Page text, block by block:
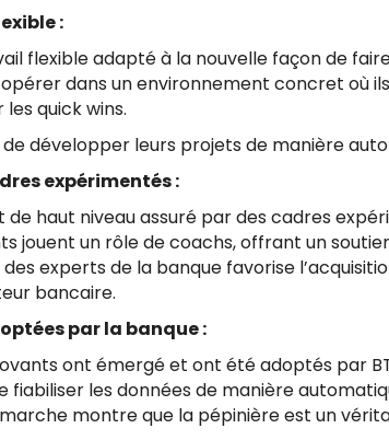
:
flexible adapté à la nouvelle façon de
dans un environnement concret
quick wins.
développer leurs projets de manière
expérimentés :
haut niveau assuré par des cadres
jouent un rôle de coachs, offrant un
experts de la banque favorise
bancaire.
par la banque :
ont émergé et ont été adoptés par
les données de manière
montre que la pépinière est un